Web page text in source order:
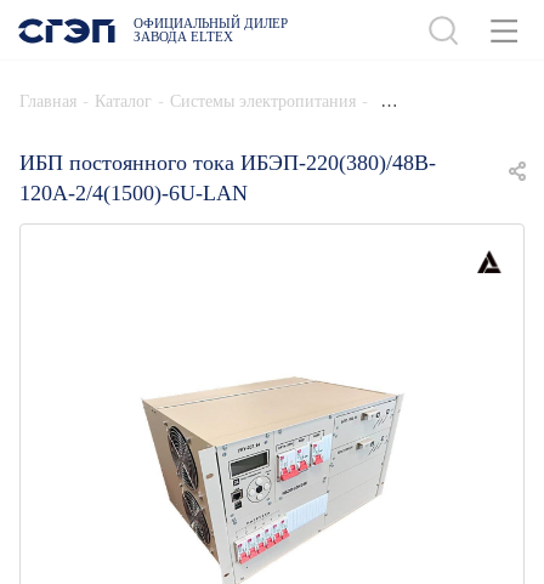
ОФИЦИАЛЬНЫЙ ДИЛЕР
ЗАВОДА ELTEX
Главная - Каталог - Системы электропитания -
ИБП постоянного тока ИБЭП-220(380)/48B-
120A-2/4(1500)-6U-LAN